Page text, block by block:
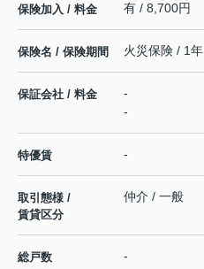
保険加入 / 料金 有 / 8,700円
保険名 / 保険期間 火災保険 / 1年
保証会社 / 料金
-
-
特優賃 -
取引態様 /
賃貸区分
仲介 / 一般
総戸数 -